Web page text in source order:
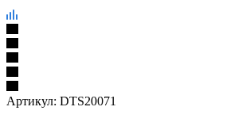
Артикул: DTS20071